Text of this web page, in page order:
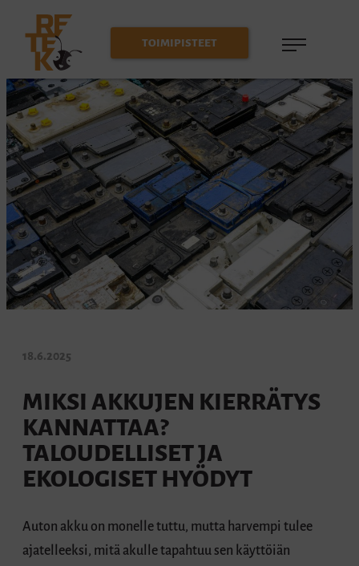
Siirry
suoraan
sisältöön
Reteko
Kanna
romusi
kekoon
TOIMIPISTEET
18.6.2025
MIKSI AKKUJEN KIERRÄTYS
KANNATTAA?
TALOUDELLISET JA
EKOLOGISET HYÖDYT
Auton akku on monelle tuttu, mutta harvempi tulee
ajatelleeksi, mitä akulle tapahtuu sen käyttöiän